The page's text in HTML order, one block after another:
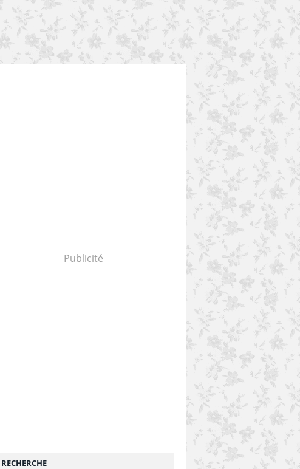
Publicité
RECHERCHE